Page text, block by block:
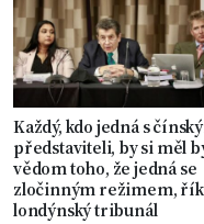
Každý, kdo jedná s
představiteli, by si měl
vědom toho, že jedná se
zločinným režimem,
londýnský tribunál